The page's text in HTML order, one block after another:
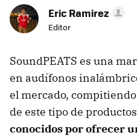
Eric Ramirez
Editor
SoundPEATS es una
en audífonos
el mercado,
de este tipo de
conocidos por ofrecer